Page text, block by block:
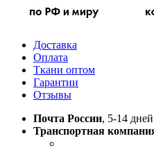
Доставка
Оплата
Ткани оптом
Гарантии
Отзывы
Почта России, 5-14
Транспортная